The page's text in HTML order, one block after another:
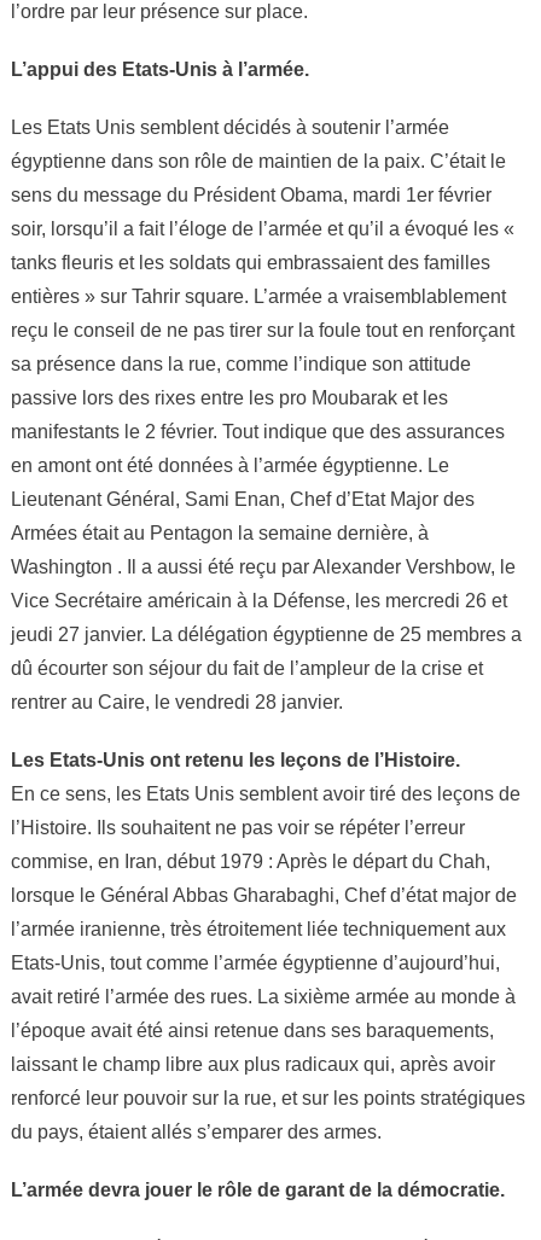
l’ordre par leur présence sur place.
L’appui des Etats-Unis à l’armée.
Les Etats Unis semblent décidés à soutenir l’armée
égyptienne dans son rôle de maintien de la paix. C’était le
sens du message du Président Obama, mardi 1er février
soir, lorsqu’il a fait l’éloge de l’armée et qu’il a évoqué les «
tanks fleuris et les soldats qui embrassaient des familles
entières » sur Tahrir square. L’armée a vraisemblablement
reçu le conseil de ne pas tirer sur la foule tout en renforçant
sa présence dans la rue, comme l’indique son attitude
passive lors des rixes entre les pro Moubarak et les
manifestants le 2 février. Tout indique que des assurances
en amont ont été données à l’armée égyptienne. Le
Lieutenant Général, Sami Enan, Chef d’Etat Major des
Armées était au Pentagon la semaine dernière, à
Washington . Il a aussi été reçu par Alexander Vershbow, le
Vice Secrétaire américain à la Défense, les mercredi 26 et
jeudi 27 janvier. La délégation égyptienne de 25 membres a
dû écourter son séjour du fait de l’ampleur de la crise et
rentrer au Caire, le vendredi 28 janvier.
Les Etats-Unis ont retenu les leçons de l’Histoire.
En ce sens, les Etats Unis semblent avoir tiré des leçons de
l’Histoire. Ils souhaitent ne pas voir se répéter l’erreur
commise, en Iran, début 1979 : Après le départ du Chah,
lorsque le Général Abbas Gharabaghi, Chef d’état major de
l’armée iranienne, très étroitement liée techniquement aux
Etats-Unis, tout comme l’armée égyptienne d’aujourd’hui,
avait retiré l’armée des rues. La sixième armée au monde à
l’époque avait été ainsi retenue dans ses baraquements,
laissant le champ libre aux plus radicaux qui, après avoir
renforcé leur pouvoir sur la rue, et sur les points stratégiques
du pays, étaient allés s’emparer des armes.
L’armée devra jouer le rôle de garant de la démocratie.